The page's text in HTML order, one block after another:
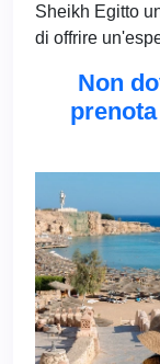
Sheikh Egitto
di offrire
Non